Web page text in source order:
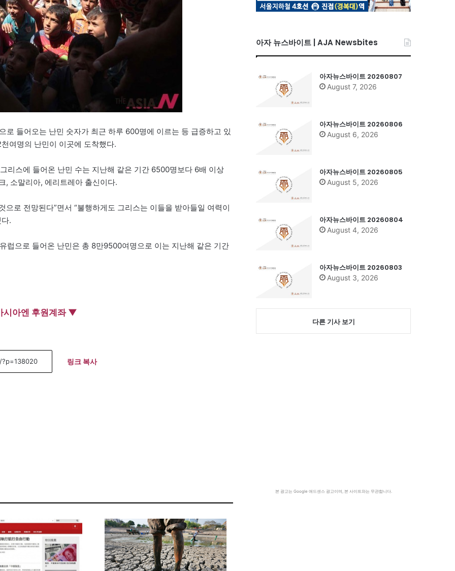
들어오는 난민 숫자가 최근 하루 600명에 이르는 등 급증하고 있
여명의 난민이 이곳에 도착했다.
리스에 들어온 난민 수는 지난해 같은 기간 6500명보다 6배 이상
, 소말리아, 에리트레아 출신이다.
로 전망된다”면서 “불행하게도 그리스는 이들을 받아들일 여력이
.
럽으로 들어온 난민은 총 8만9500여명으로 이는 지난해 같은 기간
아엔 후원계좌 ▼
링크 복사
아자 뉴스바이트 | AJA Newsbites
아자뉴스바이트 20260807
August 7, 2026
아자뉴스바이트 20260806
August 6, 2026
아자뉴스바이트 20260805
August 5, 2026
아자뉴스바이트 20260804
August 4, 2026
아자뉴스바이트 20260803
August 3, 2026
다른 기사 보기
본 광고는 Google 애드센스 광고이며, 본 사이트와는 무관합니다.